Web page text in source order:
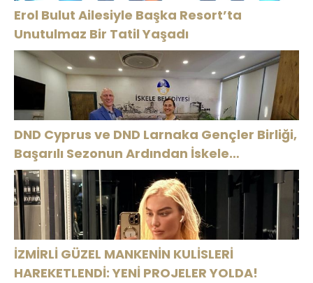
Erol Bulut Ailesiyle Başka Resort’ta
Unutulmaz Bir Tatil Yaşadı
DND Cyprus ve DND Larnaka Gençler Birliği,
Başarılı Sezonun Ardından İskele
Belediyesi’nde Bir Araya Geldi
İZMİRLİ GÜZEL MANKENİN KULİSLERİ
HAREKETLENDİ: YENİ PROJELER YOLDA!